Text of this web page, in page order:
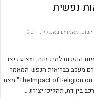
נפשית
, מאמרים באנגלית 0
הופכות למרכזיות, ומציע כיצד
מעכב בבריאות הנפש. המאמר
"The Impact of Religion on Meaning and Mental Health in Young Adults" מאת